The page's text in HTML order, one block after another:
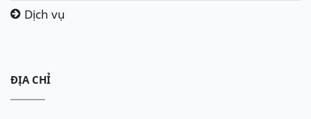
Dịch vụ
ĐỊA CHỈ